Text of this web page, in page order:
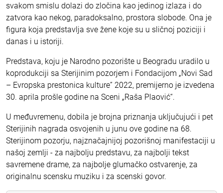
svakom smislu dolazi do zločina kao jedinog izlaza i do
zatvora kao nekog, paradoksalno, prostora slobode. Ona je
figura koja predstavlja sve žene koje su u sličnoj poziciji i
danas i u istoriji.
Predstava, koju je Narodno pozorište u Beogradu uradilo u
koprodukciji sa Sterijinim pozorjem i Fondacijom „Novi Sad
– Evropska prestonica kulture” 2022, premijerno je izvedena
30. aprila prošle godine na Sceni „Raša Plaović“.
U međuvremenu, dobila je brojna priznanja uključujući i pet
Sterijinih nagrada osvojenih u junu ove godine na 68.
Sterijinom pozorju, najznačajnijoj pozorišnoj manifestaciji u
našoj zemlji - za najbolju predstavu, za najbolji tekst
savremene drame, za najbolje glumačko ostvarenje, za
originalnu scensku muziku i za scenski govor.